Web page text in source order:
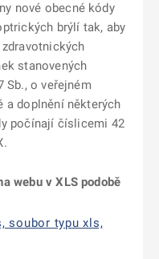
nové obecné kódy
brýlí tak, aby
stanovených
Sb., o veřejném
a doplnění některých
počínají číslicemi 42
webu v XLS podobě
soubor typu xls,